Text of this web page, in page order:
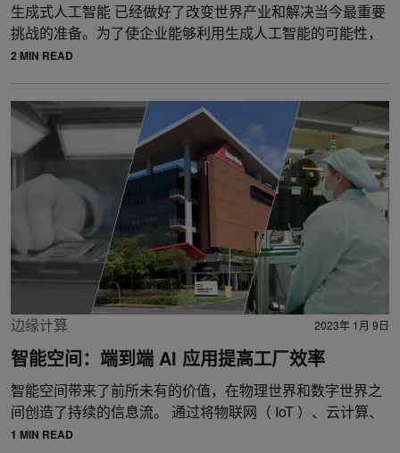
生成式人工智能 已经做好了改变世界产业和解决当今最重要
挑战的准备。为了使企业能够利用生成人工智能的可能性，
2 MIN READ
边缘计算 2023年 1月 9日
智能空间：端到端 AI 应用提高工厂效率
智能空间带来了前所未有的价值，在物理世界和数字世界之
间创造了持续的信息流。 通过将物联网（ IoT ）、云计算、
1 MIN READ